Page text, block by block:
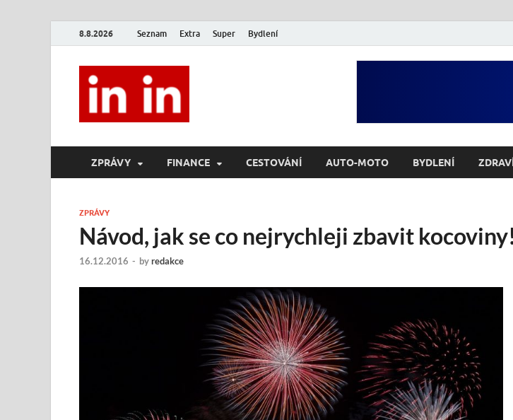
8.8.2026 Seznam Extra Super Bydlení
ZPRÁVY FINANCE CESTOVÁNÍ AUTO-MOTO BYDLENÍ
ZPRÁVY
Návod, jak se co nejrychleji zbavit
16.12.2016 - byredakce